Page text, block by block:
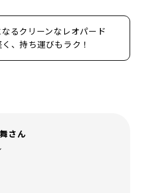
るクリーンなレオパード
、持ち運びもラク！
さん